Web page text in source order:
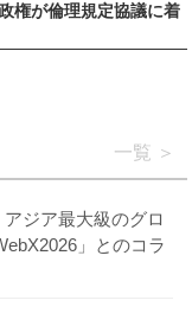
権が倫理規定協議に着
一覧
ジア最大級のグロ
」とのコラ